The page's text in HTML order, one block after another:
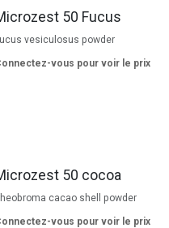
50 Fucus
vesiculosus powder
vous pour voir le prix
50 cocoa
cacao shell powder
vous pour voir le prix